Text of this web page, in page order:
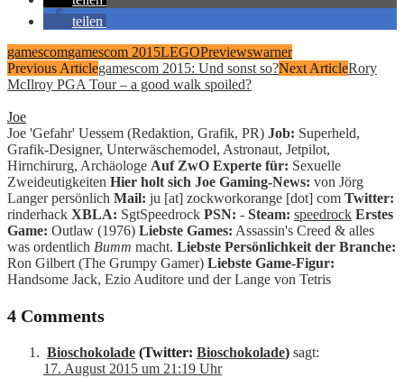
teilen
gamescomgamescom 2015LEGOPreviewswarner
Previous Articlegamescom 2015: Und sonst so?Next ArticleRory
McIlroy PGA Tour – a good walk spoiled?
Joe
Joe 'Gefahr' Uessem (Redaktion, Grafik, PR) Job: Superheld,
Grafik-Designer, Unterwäschemodel, Astronaut, Jetpilot,
Hirnchirurg, Archäologe Auf ZwO Experte für: Sexuelle
Zweideutigkeiten Hier holt sich Joe Gaming-News: von Jörg
Langer persönlich Mail: ju [at] zockworkorange [dot] com Twitter:
rinderhack XBLA: SgtSpeedrock PSN: - Steam: speedrock Erstes
Game: Outlaw (1976) Liebste Games: Assassin's Creed & alles
was ordentlich Bumm macht. Liebste Persönlichkeit der Branche:
Ron Gilbert (The Grumpy Gamer) Liebste Game-Figur:
Handsome Jack, Ezio Auditore und der Lange von Tetris
4 Comments
Bioschokolade (Twitter: Bioschokolade) sagt:
17. August 2015 um 21:19 Uhr